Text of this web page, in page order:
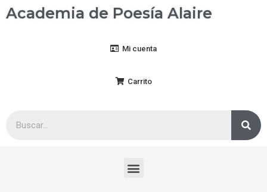
Academia de Poesía Alaire
Mi cuenta
Carrito